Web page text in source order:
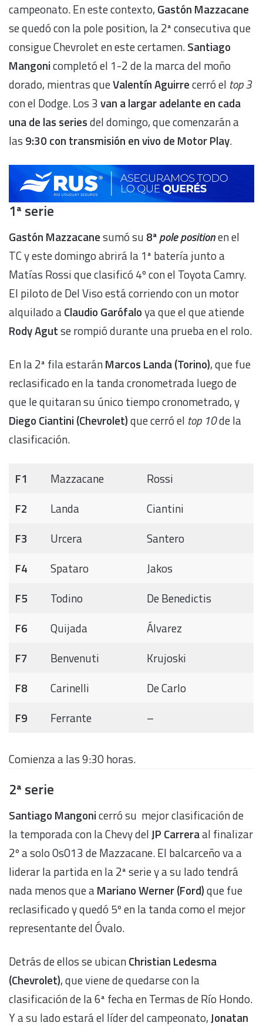
campeonato. En este contexto, Gastón Mazzacane
se quedó con la pole position, la 2ª consecutiva que
consigue Chevrolet en este certamen.Santiago
Mangonicompletó el 1-2 de la marca del moño
dorado, mientras queValentín Aguirrecerró el top 3
con el Dodge. Los 3 van a largar adelante en cada
una de las seriesdel domingo, que comenzarán a
las 9:30 con transmisión en vivo de Motor Play.
1ª serie
Gastón Mazzacanesumó su 8ªpole positionen el
TC y este domingo abrirá la 1ª batería junto a
Matías Rossi que clasificó 4º con el Toyota Camry.
El piloto de Del Viso está corriendo con un motor
alquilado aClaudio Garófaloya que el que atiende
Rody Agutse rompió durante una prueba en el rolo.
En la 2ª fila estaránMarcos Landa (Torino), que fue
reclasificado en la tanda cronometrada luego de
que le quitaran su único tiempo cronometrado, y
Diego Ciantini (Chevrolet)que cerró el top 10de la
clasificación.
F1 Mazzacane
Rossi
F2
Landa
Ciantini
F3
Urcera
Santero
F4
Spataro
Jakos
F5
Todino
De Benedictis
F6
Quijada
Álvarez
F7
Benvenuti
Krujoski
F8
Carinelli
De Carlo
F9
Ferrante –
Comienza a las 9:30 horas.
2ª serie
Santiago Mangonicerró su mejor clasificación de
la temporada con la Chevy delJP Carreraal finalizar
2º a solo 0s013 de Mazzacane. El balcarceño va a
liderar la partida en la 2ª serie y a su lado tendrá
nada menos que aMariano Werner (Ford)que fue
reclasificado y quedó 5º en la tanda como el mejor
representante del Óvalo.
Detrás de ellos se ubicanChristian Ledesma
(Chevrolet), que viene de quedarse con la
clasificación de la 6ª fecha en Termas de Río Hondo.
Y a su lado estará el líder del campeonato,Jonatan